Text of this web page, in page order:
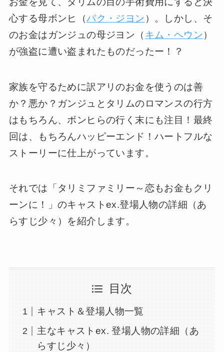
心する母ボンヒ（パク・ジヨン ）。しかし、そ
のお金はガンジュの母ジヨン（ キム・ヘウン）
が強盗に遭い盗まれたものだったー！？
家族を守るために訳アリのお金を使うのは善
か？悪か？ガンジュとタリムのロマンスの行方
はもちろん、ボンヒらの行く末にも注目！最終
回は、もちろんハッピーエンド！ハートフルな
ストーリーに仕上がっています。
それでは「タリミファミリー～恋もお金もクリ
ーンに！」のキャストex.登場人物の詳細（あ
らすじ少々）を紹介します。
目次
キャスト＆登場人物一覧
主なキャストex. 登場人物の詳細（あ
らすじ少々）